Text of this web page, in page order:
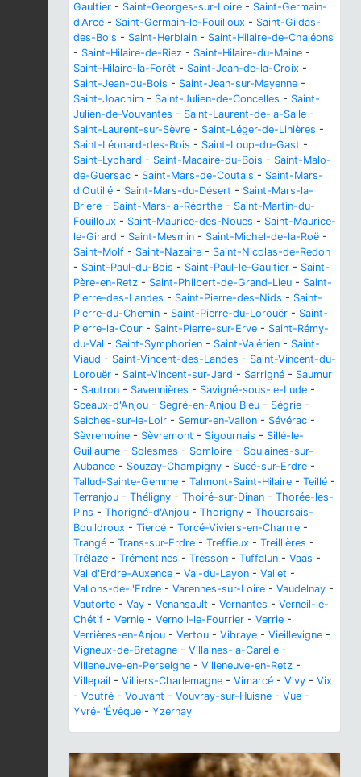
Gaultier - Saint-Georges-sur-Loire - Saint-Germain-
d'Arcé - Saint-Germain-le-Fouilloux - Saint-Gildas-
des-Bois - Saint-Herblain - Saint-Hilaire-de-Chaléons
- Saint-Hilaire-de-Riez - Saint-Hilaire-du-Maine -
Saint-Hilaire-la-Forêt - Saint-Jean-de-la-Croix -
Saint-Jean-du-Bois - Saint-Jean-sur-Mayenne -
Saint-Joachim - Saint-Julien-de-Concelles - Saint-
Julien-de-Vouvantes - Saint-Laurent-de-la-Salle -
Saint-Laurent-sur-Sèvre - Saint-Léger-de-Linières -
Saint-Léonard-des-Bois - Saint-Loup-du-Gast -
Saint-Lyphard - Saint-Macaire-du-Bois - Saint-Malo-
de-Guersac - Saint-Mars-de-Coutais - Saint-Mars-
d'Outillé - Saint-Mars-du-Désert - Saint-Mars-la-
Brière - Saint-Mars-la-Réorthe - Saint-Martin-du-
Fouilloux - Saint-Maurice-des-Noues - Saint-Maurice-
le-Girard - Saint-Mesmin - Saint-Michel-de-la-Roë -
Saint-Molf - Saint-Nazaire - Saint-Nicolas-de-Redon
- Saint-Paul-du-Bois - Saint-Paul-le-Gaultier - Saint-
Père-en-Retz - Saint-Philbert-de-Grand-Lieu - Saint-
Pierre-des-Landes - Saint-Pierre-des-Nids - Saint-
Pierre-du-Chemin - Saint-Pierre-du-Lorouër - Saint-
Pierre-la-Cour - Saint-Pierre-sur-Erve - Saint-Rémy-
du-Val - Saint-Symphorien - Saint-Valérien - Saint-
Viaud - Saint-Vincent-des-Landes - Saint-Vincent-du-
Lorouër - Saint-Vincent-sur-Jard - Sarrigné - Saumur
- Sautron - Savennières - Savigné-sous-le-Lude -
Sceaux-d'Anjou - Segré-en-Anjou Bleu - Ségrie -
Seiches-sur-le-Loir - Semur-en-Vallon - Sévérac -
Sèvremoine - Sèvremont - Sigournais - Sillé-le-
Guillaume - Solesmes - Somloire - Soulaines-sur-
Aubance - Souzay-Champigny - Sucé-sur-Erdre -
Tallud-Sainte-Gemme - Talmont-Saint-Hilaire - Teillé -
Terranjou - Théligny - Thoiré-sur-Dinan - Thorée-les-
Pins - Thorigné-d'Anjou - Thorigny - Thouarsais-
Bouildroux - Tiercé - Torcé-Viviers-en-Charnie -
Trangé - Trans-sur-Erdre - Treffieux - Treillières -
Trélazé - Trémentines - Tresson - Tuffalun - Vaas -
Val d'Erdre-Auxence - Val-du-Layon - Vallet -
Vallons-de-l'Erdre - Varennes-sur-Loire - Vaudelnay -
Vautorte - Vay - Venansault - Vernantes - Verneil-le-
Chétif - Vernie - Vernoil-le-Fourrier - Verrie -
Verrières-en-Anjou - Vertou - Vibraye - Vieillevigne -
Vigneux-de-Bretagne - Villaines-la-Carelle -
Villeneuve-en-Perseigne - Villeneuve-en-Retz -
Villepail - Villiers-Charlemagne - Vimarcé - Vivy - Vix
- Voutré - Vouvant - Vouvray-sur-Huisne - Vue -
Yvré-l'Évêque - Yzernay